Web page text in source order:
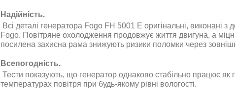
Надійність.
Всі деталі генератора Fogo FH 5001 E оригінальні, виконані
Fogo. Повітряне охолодження продовжує життя двигуна, а
посилена захисна рама знижують ризики поломки через
Всепогодність.
Тести показують, що генератор однаково стабільно працює як
температурах повітря при будь-якому рівні вологості.